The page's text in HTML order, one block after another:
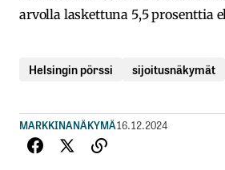
arvolla laskettuna 5,5 prosenttia
Helsingin pörssi sijoitusnäkymät
MARKKINANÄKYMÄ16.12.2024